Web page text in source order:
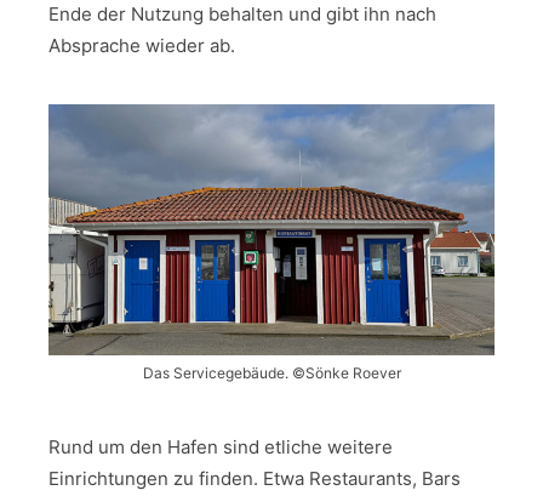
Ende der Nutzung behalten und gibt ihn nach
Absprache wieder ab.
Das Servicegebäude. ©Sönke Roever
Rund um den Hafen sind etliche weitere
Einrichtungen zu finden. Etwa Restaurants, Bars